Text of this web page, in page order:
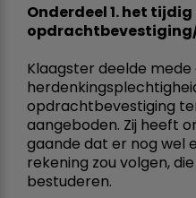
Onderdeel 1. het
Klaagster deelde mede
opdrachtbevestiging
aangeboden. Zij heeft
gaande dat er nog wel
rekening zou volgen,
bestuderen.